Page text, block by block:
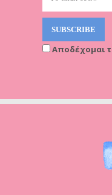
Αποδέχομαι